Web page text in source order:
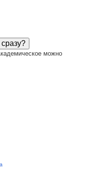
можно